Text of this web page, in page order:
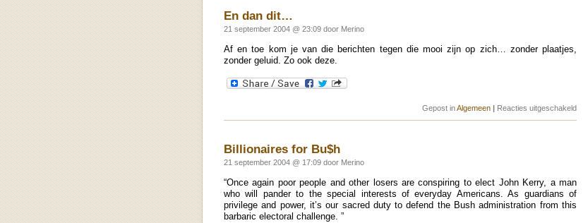
En dan dit…
21 september 2004 @ 23:09 door Merino
Af en toe kom je van die berichten tegen die mooi zijn op zich… zonder plaatjes,
zonder geluid. Zo ook deze.
Gepost inAlgemeen Reacties uitgeschakeldvoor
Billionaires for Bu$h
21 september 2004 @ 17:09 door Merino
“Once again poor people and other losers are conspiring to elect John Kerry, a man
who will pander to the special interests of everyday Americans. As guardians of
privilege and power, it’s our sacred duty to defend the Bush administration from this
barbaric electoral challenge. ”